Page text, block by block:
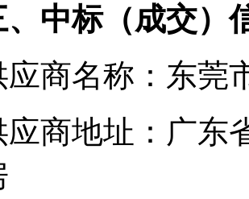
、中标（成交）
应商名称：东莞
应商地址：广东